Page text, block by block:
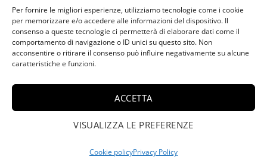
Per fornire le migliori esperienze, utilizziamo tecnologie come i cookie
per memorizzare e/o accedere alle informazioni del dispositivo. Il
consenso a queste tecnologie ci permetterà di elaborare dati come il
comportamento di navigazione o ID unici su questo sito. Non
acconsentire o ritirare il consenso può influire negativamente su alcune
caratteristiche e funzioni.
ACCETTA
VISUALIZZA LE PREFERENZE
Cookie policyPrivacy Policy
I nostri canali social
Credits:Studio GTomasselli.it
Virgilia da Brescia ha
Amouage - 2ml.